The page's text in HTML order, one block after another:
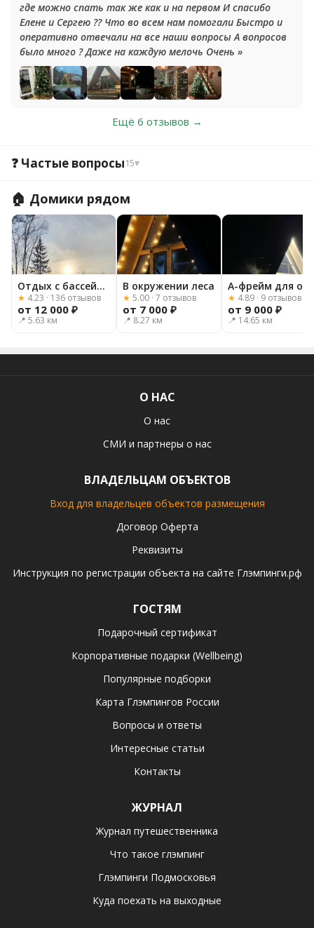
где можно спать так же как и на первом И спасибо
Елене и Сергею ?? Что во всем нам помогали Быстро и
оперативно отвечали на все наши вопросы А вопросов
было много ? Даже на каждую мелочь Очень »
Ещё 6 отзывов →
❓ Частые вопросы15▾
🏠 Домики рядом
Отдых с бассейном в хвойном лесу
★ 4.23 · 136 отзывов
от 12 000 ₽
📍 5.63 км
В окружении леса
★ 5.00 · 7 отзывов
от 7 000 ₽
📍 8.27 км
★ 4.89 · 9 отзывов
от 9 000 ₽
📍 14.65 км
О НАС
О нас
СМИ и партнеры о нас
ВЛАДЕЛЬЦАМ ОБЪЕКТОВ
Вход для владельцев объектов размещения
Договор Оферта
Реквизиты
Инструкция по регистрации объекта на сайте Глэмпинги.рф
ГОСТЯМ
Подарочный сертификат
Корпоративные подарки (Wellbeing)
Популярные подборки
Карта Глэмпингов России
Вопросы и ответы
Интересные статьи
Контакты
ЖУРНАЛ
Журнал путешественника
Что такое глэмпинг
Глэмпинги Подмосковья
Куда поехать на выходные